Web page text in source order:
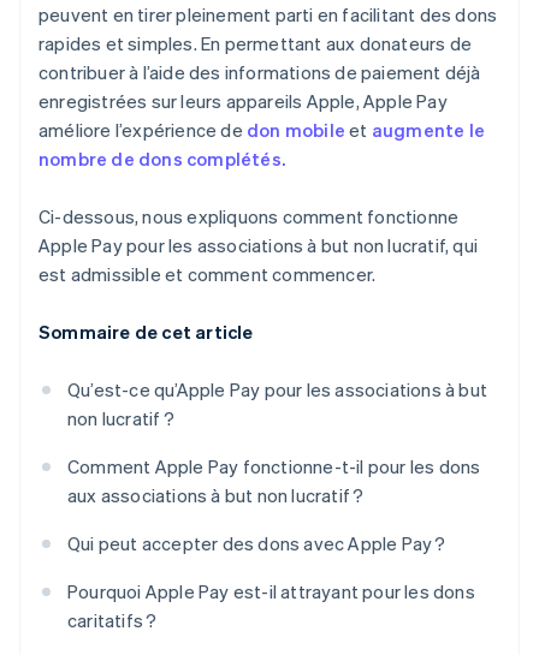
peuvent en tirer pleinement parti en facilitant des dons
rapides et simples. En permettant aux donateurs de
contribuer à l’aide des informations de paiement déjà
enregistrées sur leurs appareils Apple, Apple Pay
améliore l’expérience de don mobile et augmente le
nombre de dons complétés.
Ci-dessous, nous expliquons comment fonctionne
Apple Pay pour les associations à but non lucratif, qui
est admissible et comment commencer.
Sommaire de cet article
Qu’est-ce qu’Apple Pay pour les associations à but
non lucratif ?
Comment Apple Pay fonctionne-t-il pour les dons
aux associations à but non lucratif ?
Qui peut accepter des dons avec Apple Pay ?
Pourquoi Apple Pay est-il attrayant pour les dons
caritatifs ?